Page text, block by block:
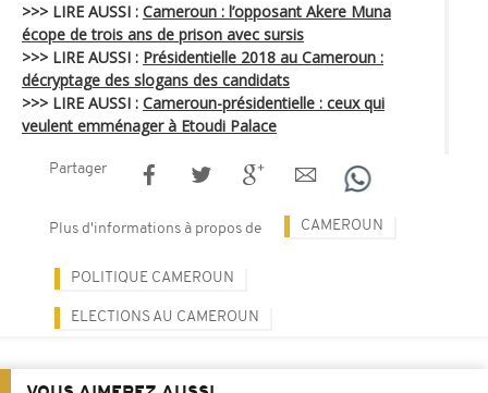
>>> LIRE AUSSI : Cameroun : l’opposant Akere Muna
écope de trois ans de prison avec sursis
>>> LIRE AUSSI : Présidentielle 2018 au Cameroun :
décryptage des slogans des candidats
>>> LIRE AUSSI : Cameroun-présidentielle : ceux qui
veulent emménager à Etoudi Palace
Partager
Plus d'informations à propos de CAMEROUN
POLITIQUE CAMEROUN
ELECTIONS AU CAMEROUN